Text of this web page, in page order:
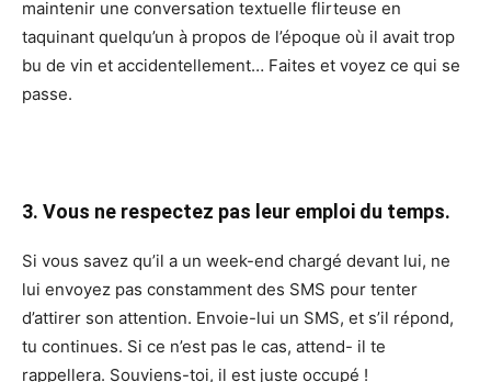
maintenir une conversation textuelle flirteuse en
taquinant quelqu’un à propos de l’époque où il avait trop
bu de vin et accidentellement… Faites et voyez ce qui se
passe.
3. Vous ne respectez pas leur emploi du temps.
Si vous savez qu’il a un week-end chargé devant lui, ne
lui envoyez pas constamment des SMS pour tenter
d’attirer son attention. Envoie-lui un SMS, et s’il répond,
tu continues. Si ce n’est pas le cas, attend- il te
rappellera. Souviens-toi, il est juste occupé !